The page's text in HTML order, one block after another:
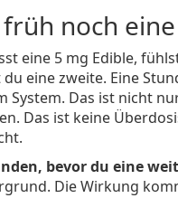
noch
eine 5 mg Edible,
eine zweite. Eine
Das ist nicht
Das ist keine
bevor du eine
Die Wirkung